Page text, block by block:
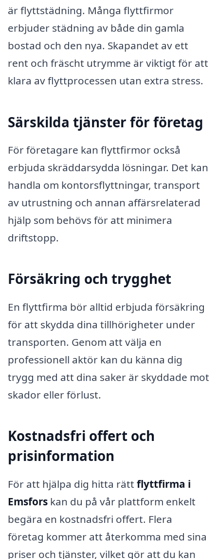
är flyttstädning. Många flyttfirmor
erbjuder städning av både din gamla
bostad och den nya. Skapandet av ett
rent och fräscht utrymme är viktigt för att
klara av flyttprocessen utan extra stress.
Särskilda tjänster för företag
För företagare kan flyttfirmor också
erbjuda skräddarsydda lösningar. Det kan
handla om kontorsflyttningar, transport
av utrustning och annan affärsrelaterad
hjälp som behövs för att minimera
driftstopp.
Försäkring och trygghet
En flyttfirma bör alltid erbjuda försäkring
för att skydda dina tillhörigheter under
transporten. Genom att välja en
professionell aktör kan du känna dig
trygg med att dina saker är skyddade mot
skador eller förlust.
Kostnadsfri offert och
prisinformation
För att hjälpa dig hitta rätt flyttfirma i
Emsfors kan du på vår plattform enkelt
begära en kostnadsfri offert. Flera
företag kommer att återkomma med sina
priser och tjänster, vilket gör att du kan